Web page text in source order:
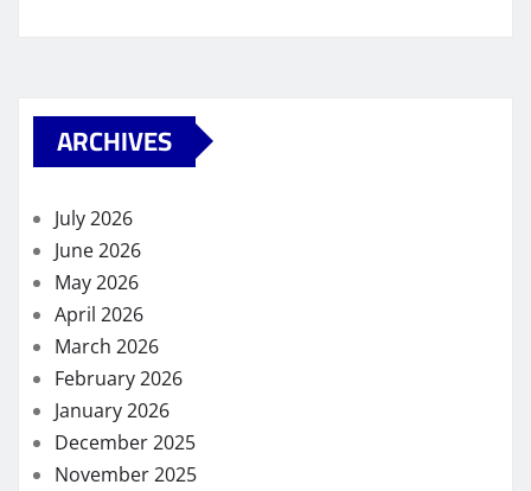
ARCHIVES
July 2026
June 2026
May 2026
April 2026
March 2026
February 2026
January 2026
December 2025
November 2025